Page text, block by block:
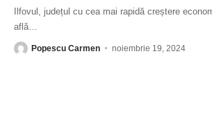
Ilfovul, județul cu cea mai rapidă creștere
află
Popescu Carmen noiembrie 19, 2024